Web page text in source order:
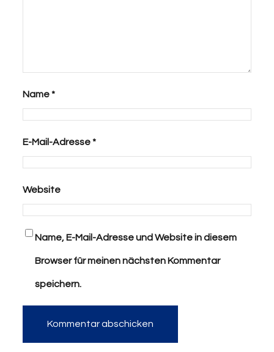
Name*
E-Mail-Adresse*
Website
Name, E-Mail-Adresse und Website in diesem
Browser für meinen nächsten Kommentar
speichern.